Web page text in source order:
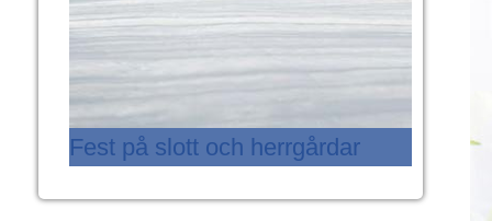
Fest på slott och herrgårdar